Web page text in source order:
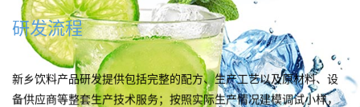
研发流程
新乡饮料产品研发提供包括完整的配方、生产工艺以及原材料、设
备供应商等整套生产技术服务；按照实际生产情况建模调试小样，